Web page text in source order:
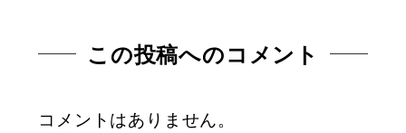
この投稿へのコメント
コメントはありません。